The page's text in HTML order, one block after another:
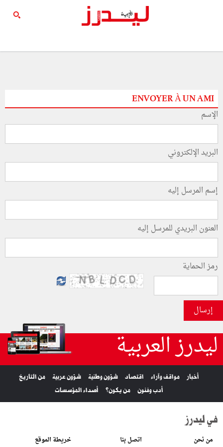
ENVOYER À UN AMI
الإسم
البريد الإلكتروني
إسم المرسل إليه
العنون البريدي للمرسل إليه
رمز الحماية
إرسال
ليدرز العربية
أخبار مواقف وآراء اقتصاد شؤون وطنية شؤون عربية
من التاريخ
أدب وفنون
من يكون؟ أصداء المؤسسات
في ليدرز
من نحن اتصل بنا خريطة الموقع